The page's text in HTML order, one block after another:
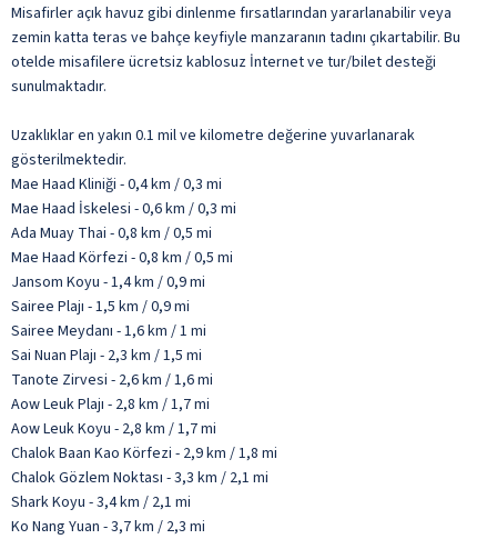
Misafirler açık havuz gibi dinlenme fırsatlarından yararlanabilir veya
zemin katta teras ve bahçe keyfiyle manzaranın tadını çıkartabilir. Bu
otelde misafilere ücretsiz kablosuz İnternet ve tur/bilet desteği
sunulmaktadır.
Uzaklıklar en yakın 0.1 mil ve kilometre değerine yuvarlanarak
gösterilmektedir.
Mae Haad Kliniği - 0,4 km / 0,3 mi
Mae Haad İskelesi - 0,6 km / 0,3 mi
Ada Muay Thai - 0,8 km / 0,5 mi
Mae Haad Körfezi - 0,8 km / 0,5 mi
Jansom Koyu - 1,4 km / 0,9 mi
Sairee Plajı - 1,5 km / 0,9 mi
Sairee Meydanı - 1,6 km / 1 mi
Sai Nuan Plajı - 2,3 km / 1,5 mi
Tanote Zirvesi - 2,6 km / 1,6 mi
Aow Leuk Plajı - 2,8 km / 1,7 mi
Aow Leuk Koyu - 2,8 km / 1,7 mi
Chalok Baan Kao Körfezi - 2,9 km / 1,8 mi
Chalok Gözlem Noktası - 3,3 km / 2,1 mi
Shark Koyu - 3,4 km / 2,1 mi
Ko Nang Yuan - 3,7 km / 2,3 mi